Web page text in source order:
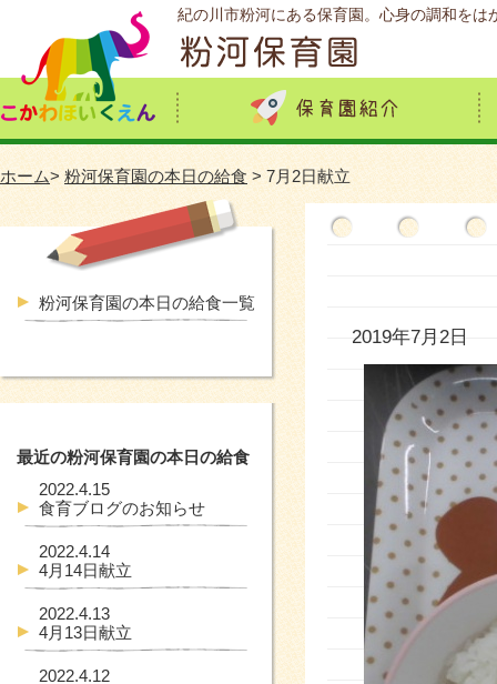
紀の川市粉河にある保育園。心身の調和を
ホーム> 粉河保育園の本日の給食 > 7月2日献立
2019年7月2日
粉河保育園の本日の給食一覧
最近の粉河保育園の本日の給食
2022.4.15
食育ブログのお知らせ
2022.4.14
4月14日献立
2022.4.13
4月13日献立
2022.4.12